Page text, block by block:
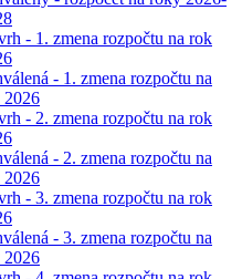
- 1. zmena rozpočtu na rok
- 1. zmena rozpočtu na
2026
- 2. zmena rozpočtu na rok
- 2. zmena rozpočtu na
2026
- 3. zmena rozpočtu na rok
- 3. zmena rozpočtu na
2026